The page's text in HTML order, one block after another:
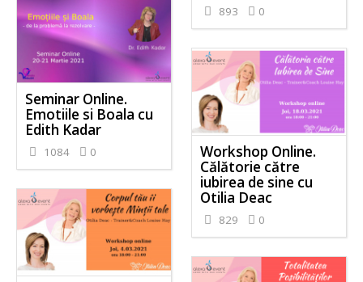
893 0
Seminar Online.
Emotiile si Boala cu
Edith Kadar
1084 0
Workshop Online.
Călătorie către
iubirea de sine cu
Otilia Deac
829 0